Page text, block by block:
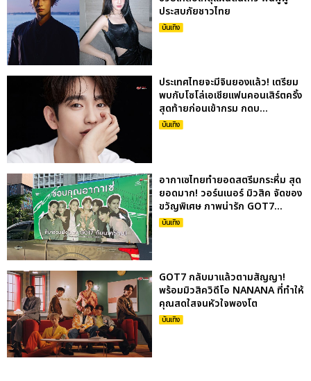
ประสบภัยชาวไทย
บันเทิง
ประเทศไทยจะมีจินยองแล้ว! เตรียม
พบกับโซโล่เอเชียแฟนคอนเสิร์ตครั้ง
สุดท้ายก่อนเข้ากรม กดบ...
บันเทิง
อากาเซไทยทำยอดสตรีมกระหึ่ม สุด
ยอดมาก! วอร์นเนอร์ มิวสิค จัดของ
ขวัญพิเศษ ภาพน่ารัก GOT7...
บันเทิง
GOT7 กลับมาแล้วตามสัญญา!
พร้อมมิวสิควิดีโอ NANANA ที่ทำให้
คุณสดใสจนหัวใจพองโต
บันเทิง